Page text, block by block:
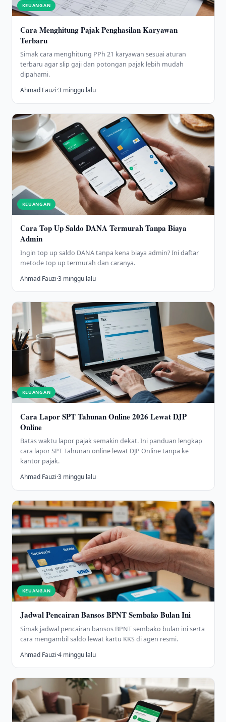
KEUANGAN
Cara Menghitung Pajak Penghasilan Karyawan
Terbaru
Simak cara menghitung PPh 21 karyawan sesuai aturan
terbaru agar slip gaji dan potongan pajak lebih mudah
dipahami.
Ahmad Fauzi·3 minggu lalu
KEUANGAN
Cara Top Up Saldo DANA Termurah Tanpa Biaya
Admin
Ingin top up saldo DANA tanpa kena biaya admin? Ini daftar
metode top up termurah dan caranya.
Ahmad Fauzi·3 minggu lalu
KEUANGAN
Cara Lapor SPT Tahunan Online 2026 Lewat DJP
Online
Batas waktu lapor pajak semakin dekat. Ini panduan lengkap
cara lapor SPT Tahunan online lewat DJP Online tanpa ke
kantor pajak.
Ahmad Fauzi·3 minggu lalu
KEUANGAN
Jadwal Pencairan Bansos BPNT Sembako Bulan Ini
Simak jadwal pencairan bansos BPNT sembako bulan ini serta
cara mengambil saldo lewat kartu KKS di agen resmi.
Ahmad Fauzi·4 minggu lalu